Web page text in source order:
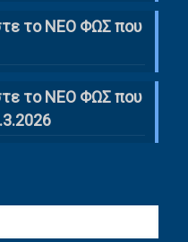
το ΝΕΟ ΦΩΣ που
το ΝΕΟ ΦΩΣ που